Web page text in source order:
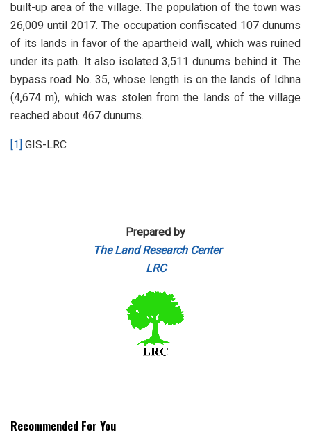
built-up area of the village. The population of the town was
26,009 until 2017. The occupation confiscated 107 dunums
of its lands in favor of the apartheid wall, which was ruined
under its path. It also isolated 3,511 dunums behind it. The
bypass road No. 35, whose length is on the lands of Idhna
(4,674 m), which was stolen from the lands of the village
reached about 467 dunums.
[1] GIS-LRC
Prepared by
The Land Research Center
LRC
Recommended For You